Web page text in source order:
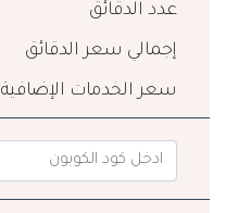
عدد الدقائق
إجمالي سعر الدقائق
سعر الخدمات الإضافية